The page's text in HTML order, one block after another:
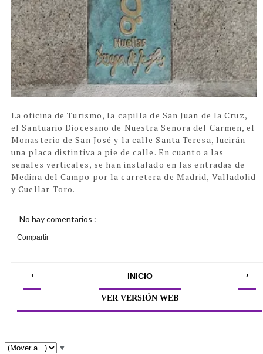
La oficina de Turismo, la capilla de San Juan de la Cruz,
el Santuario Diocesano de Nuestra Señora del Carmen, el
Monasterio de San José y la calle Santa Teresa, lucirán
una placa distintiva a pie de calle. En cuanto a las
señales verticales, se han instalado en las entradas de
Medina del Campo por la carretera de Madrid, Valladolid
y Cuellar-Toro.
No hay comentarios :
Compartir
‹ ›
INICIO
VER VERSIÓN WEB
▼